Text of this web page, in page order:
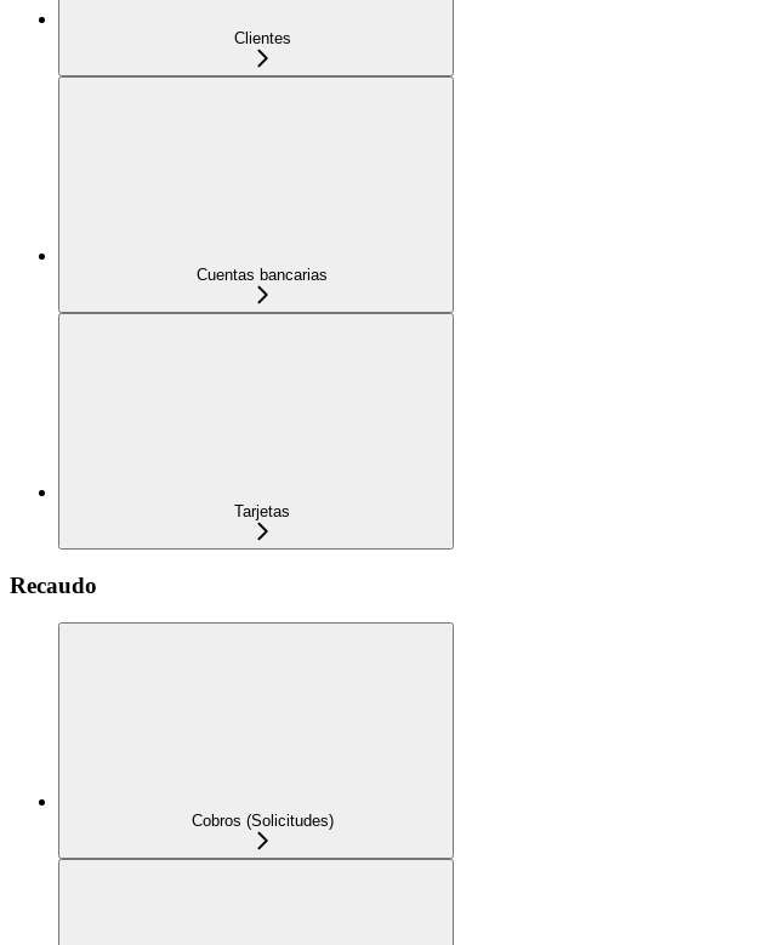
Clientes
Cuentas bancarias
Tarjetas
Recaudo
Cobros (Solicitudes)